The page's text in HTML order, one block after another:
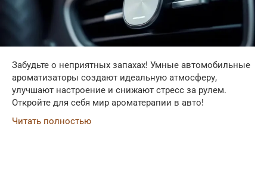
Забудьте о неприятных запахах! Умные автомобильные
ароматизаторы создают идеальную атмосферу,
улучшают настроение и снижают стресс за рулем.
Откройте для себя мир ароматерапии в авто!
Читать полностью